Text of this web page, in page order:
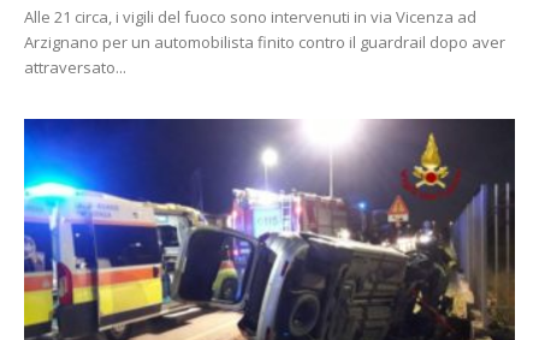
Alle 21 circa, i vigili del fuoco sono intervenuti in via Vicenza ad
Arzignano per un automobilista finito contro il guardrail dopo aver
attraversato...